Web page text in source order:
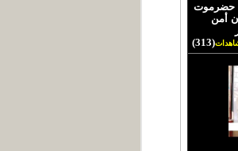
حضرموت
أمن
(313)